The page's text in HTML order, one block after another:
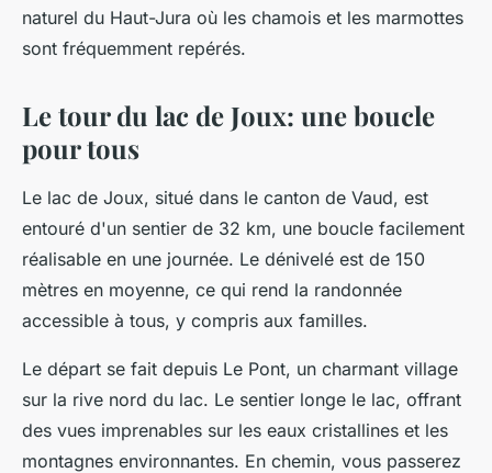
naturel du Haut-Jura où les chamois et les marmottes
sont fréquemment repérés.
Le tour du lac de Joux: une boucle
pour tous
Le lac de Joux, situé dans le canton de Vaud, est
entouré d'un sentier de 32 km, une boucle facilement
réalisable en une journée. Le dénivelé est de 150
mètres en moyenne, ce qui rend la randonnée
accessible à tous, y compris aux familles.
Le départ se fait depuis Le Pont, un charmant village
sur la rive nord du lac. Le sentier longe le lac, offrant
des vues imprenables sur les eaux cristallines et les
montagnes environnantes. En chemin, vous passerez